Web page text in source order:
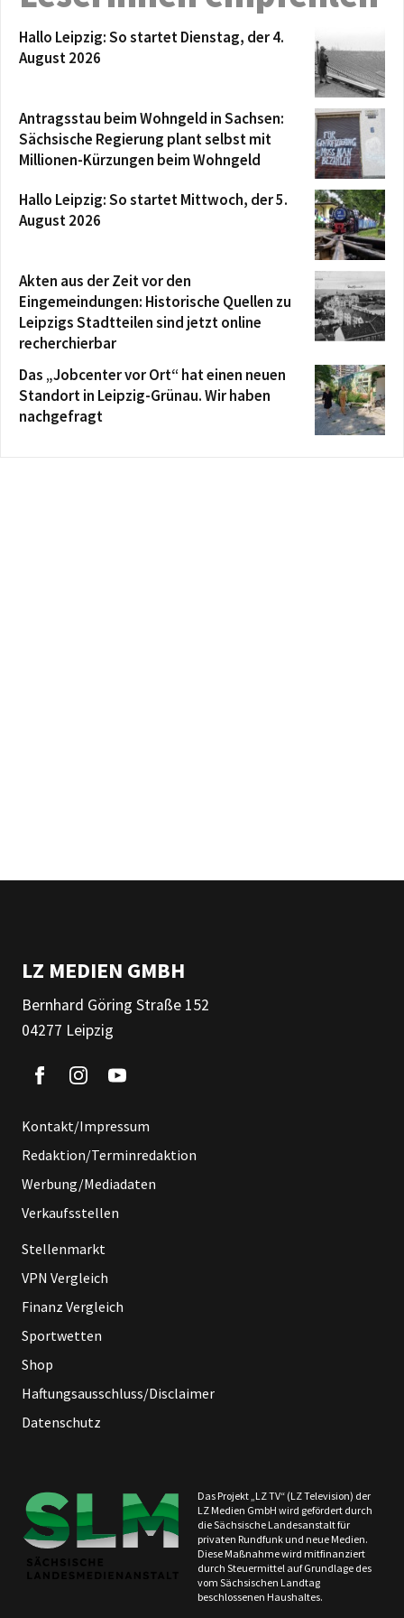
Hallo Leipzig: So startet Dienstag, der 4.
August 2026
Antragsstau beim Wohngeld in Sachsen:
Sächsische Regierung plant selbst mit
Millionen-Kürzungen beim Wohngeld
Hallo Leipzig: So startet Mittwoch, der 5.
August 2026
Akten aus der Zeit vor den
Eingemeindungen: Historische Quellen zu
Leipzigs Stadtteilen sind jetzt online
recherchierbar
Das „Jobcenter vor Ort“ hat einen neuen
Standort in Leipzig-Grünau. Wir haben
nachgefragt
LZ MEDIEN GMBH
Bernhard Göring Straße 152
04277 Leipzig
Kontakt/Impressum
Redaktion/Terminredaktion
Werbung/Mediadaten
Verkaufsstellen
Stellenmarkt
VPN Vergleich
Finanz Vergleich
Sportwetten
Shop
Haftungsausschluss/Disclaimer
Datenschutz
Das Projekt „LZ TV“ (LZ Television) der
LZ Medien GmbH wird gefördert durch
die Sächsische Landesanstalt für
privaten Rundfunk und neue Medien.
Diese Maßnahme wird mitfinanziert
durch Steuermittel auf Grundlage des
vom Sächsischen Landtag
beschlossenen Haushaltes.